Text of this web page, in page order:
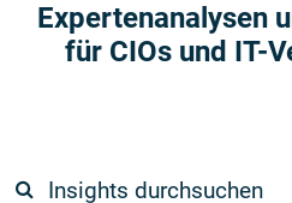
Expertenanalysen
für CIOs und IT-